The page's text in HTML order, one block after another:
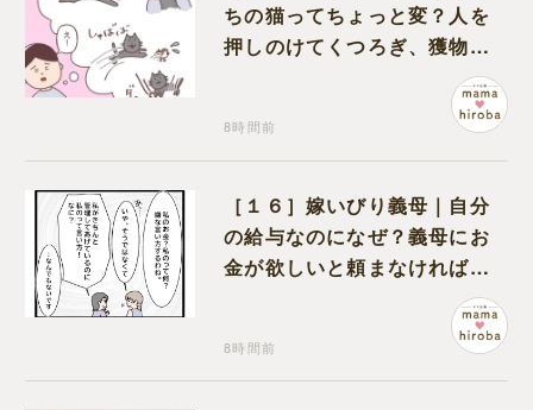
ちの猫ってちょっと変？人を
押しのけてくつろぎ、獲物に
も物怖じしない鋼のハート
8時間前
［１６］嫁いびり義母｜自分
の給与なのになぜ？義母にお
金が欲しいと頼まなければな
8時間前